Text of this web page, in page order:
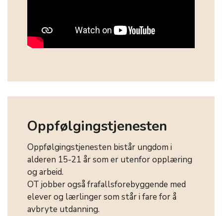
Oppfølgingstjenesten
Oppfølgingstjenesten bistår ungdom i
alderen 15-21 år som er utenfor opplæring
og arbeid.
OT jobber også frafallsforebyggende med
elever og lærlinger som står i fare for å
avbryte utdanning.